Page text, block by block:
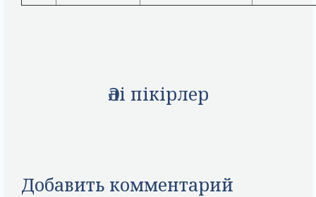
Әлі пікірлер
Добавить комментарий